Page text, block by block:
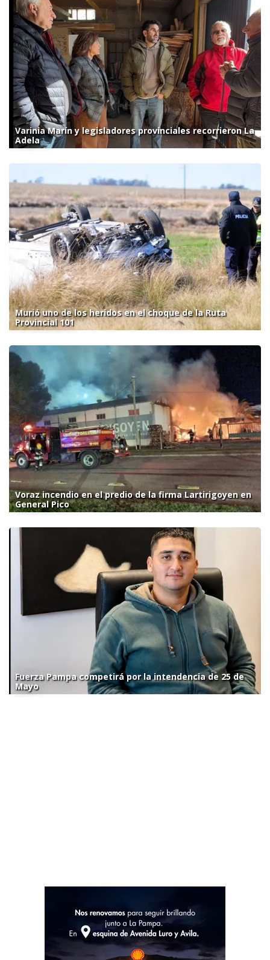
Varinia Marín y legisladores provinciales recorrieron La
Adela
Murió uno de los heridos en el choque de la Ruta
Provincial 101
Voraz incendio en el predio de la firma Lartirigoyen en
General Pico
Fuerza Pampa competirá por la intendencia de 25 de
Mayo